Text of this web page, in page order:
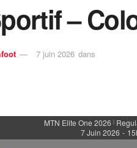
–
7 juin 2026 dans
MTN Elite One 2026 |
7 Juin 2026 -